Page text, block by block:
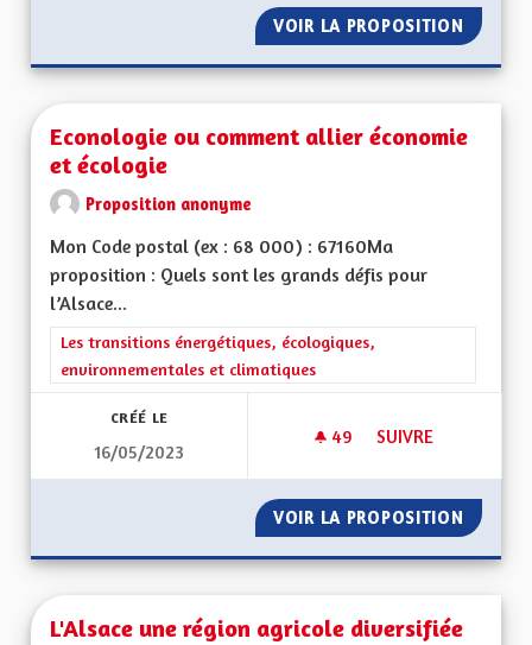
VOIR LA PROPOSITION POUR
Econologie ou comment allier économie
et écologie
Proposition anonyme
Mon Code postal (ex : 68 000) : 67160Ma
proposition : Quels sont les grands défis pour
l’Alsace...
Filtrer les résultats de la catégorie : Les transitions
Les transitions énergétiques, écologiques,
environnementales et climatiques
CRÉÉ LE
16/05/2023
49 49 ABONNÉS
SUIVRE
VOIR LA PROPOSITION
L'Alsace une région agricole diversifiée